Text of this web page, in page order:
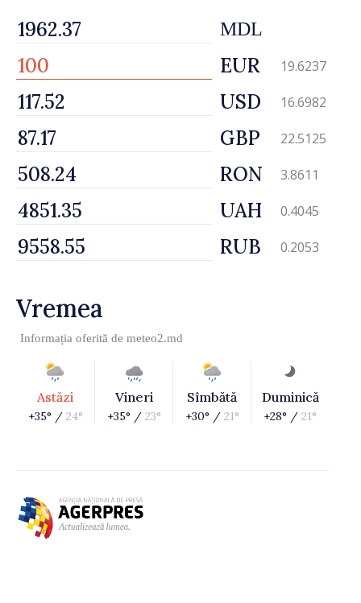
MDL
EUR 19.6237
USD 16.6982
GBP 22.5125
RON 3.8611
UAH 0.4045
RUB 0.2053
Vremea
Informația oferită de meteo2.md
Astăzi
+35° / 24°
Vineri
+35° / 23°
Sîmbătă
+30° / 21°
Duminică
+28° / 21°